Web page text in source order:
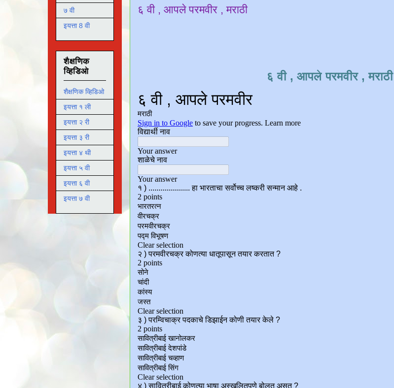
६ वी , आपले परमवीर , मराठी
६ वी , आपले परमवीर , मराठी
७ वी
इयत्ता 8 वी
शैक्षणिक
व्हिडिओ
शैक्षणिक व्हिडिओ
इयत्ता १ ली
इयत्ता २ री
इयत्ता ३ री
इयत्ता ४ थी
इयत्ता ५ वी
इयत्ता ६ वी
इयत्ता ७ वी